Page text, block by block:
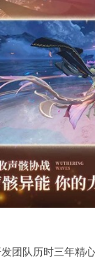
团队历时三年精